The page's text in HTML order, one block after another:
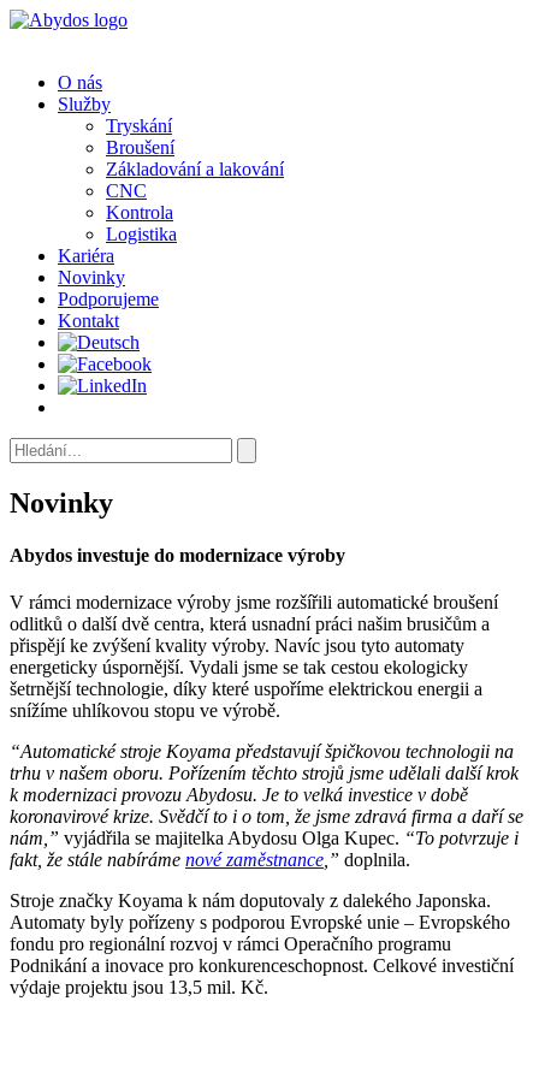
O nás
Služby
Tryskání
Broušení
Základování a lakování
CNC
Kontrola
Logistika
Kariéra
Novinky
Podporujeme
Kontakt
Novinky
Abydos investuje do modernizace výroby
V rámci modernizace výroby jsme rozšířili automatické broušení
odlitků o další dvě centra, která usnadní práci našim brusičům a
přispějí ke zvýšení kvality výroby. Navíc jsou tyto automaty
energeticky úspornější. Vydali jsme se tak cestou ekologicky
šetrnější technologie, díky které uspoříme elektrickou energii a
snížíme uhlíkovou stopu ve výrobě.
“Automatické stroje Koyama představují špičkovou technologii na
trhu v našem oboru. Pořízením těchto strojů jsme udělali další krok
k modernizaci provozu Abydosu. Je to velká investice v době
koronavirové krize. Svědčí to i o tom, že jsme zdravá firma a daří se
nám,” vyjádřila se majitelka Abydosu Olga Kupec. “To potvrzuje i
fakt, že stále nabíráme nové zaměstnance,” doplnila.
Stroje značky Koyama k nám doputovaly z dalekého Japonska.
Automaty byly pořízeny s podporou Evropské unie – Evropského
fondu pro regionální rozvoj v rámci Operačního programu
Podnikání a inovace pro konkurenceschopnost. Celkové investiční
výdaje projektu jsou 13,5 mil. Kč.